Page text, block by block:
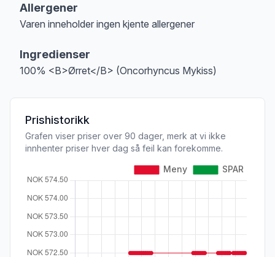
Allergener
Varen inneholder ingen kjente allergener
Ingredienser
100% <B>Ørret</B> (Oncorhyncus Mykiss)
Prishistorikk
Grafen viser priser over 90 dager, merk at vi ikke
innhenter priser hver dag så feil kan forekomme.